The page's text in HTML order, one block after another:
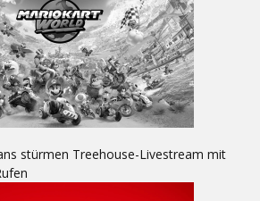
stürmen Treehouse-Livestream mit